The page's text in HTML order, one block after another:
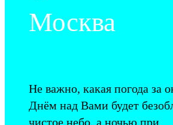
Москва
Не важно, какая погода за
Днём над Вами будет
чистое небо, а ночью при